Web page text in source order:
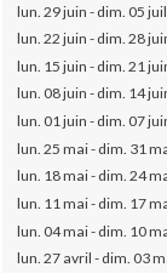
lun. 29 juin - dim. 05 juil.
lun. 22 juin - dim. 28
lun. 15 juin - dim. 21
lun. 08 juin - dim. 14
lun. 01 juin - dim. 07
lun. 25 mai - dim. 31
lun. 18 mai - dim. 24
lun. 11 mai - dim. 17
lun. 04 mai - dim. 10
lun. 27 avril - dim. 03